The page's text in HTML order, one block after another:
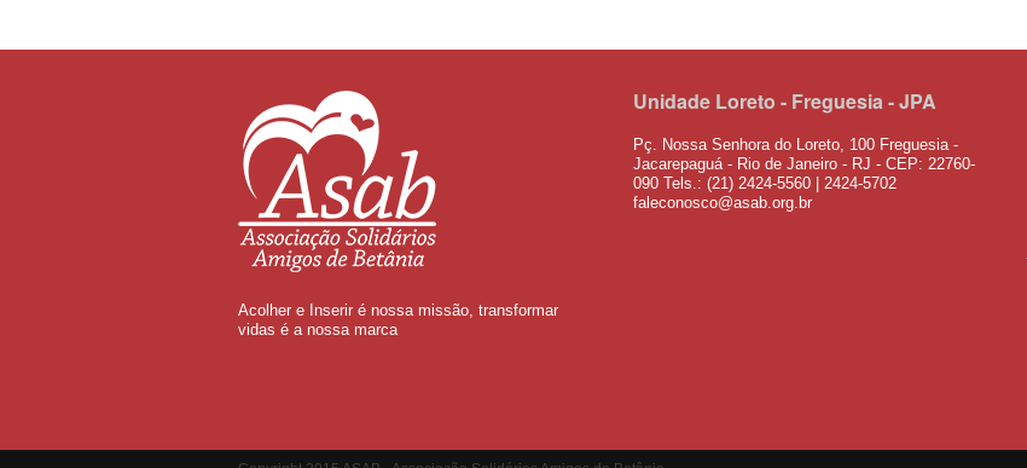
Acolher e Inserir é nossa missão, transformar
vidas é a nossa marca
Unidade Loreto - Freguesia - JPA
Pç. Nossa Senhora do Loreto, 100 Freguesia -
Jacarepaguá - Rio de Janeiro - RJ - CEP: 22760-
090 Tels.: (21) 2424-5560 | 2424-5702
faleconosco@asab.org.br